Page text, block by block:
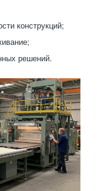
конструкций;
решений.